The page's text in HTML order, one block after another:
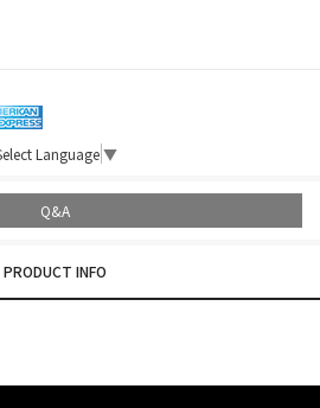
Language ▼
Q&A
PRODUCT INFO